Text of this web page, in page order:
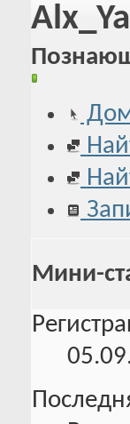
Мини-